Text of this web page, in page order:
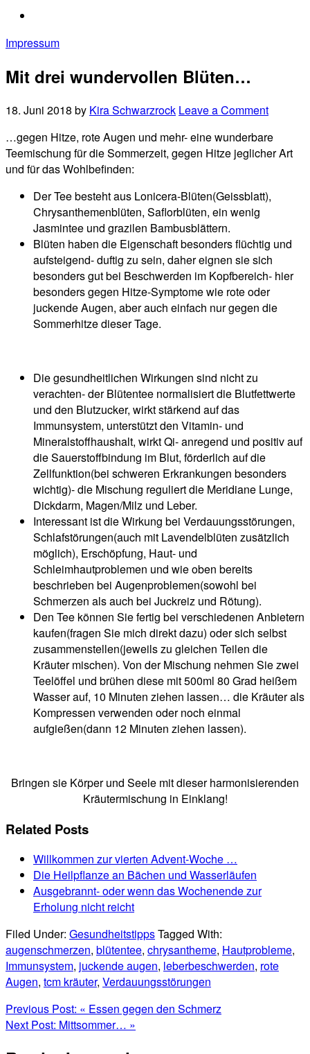
Impressum
Mit drei wundervollen Blüten…
18. Juni 2018 by Kira Schwarzrock Leave a Comment
…gegen Hitze, rote Augen und mehr- eine wunderbare
Teemischung für die Sommerzeit, gegen Hitze jeglicher Art
und für das Wohlbefinden:
Der Tee besteht aus Lonicera-Blüten(Geissblatt),
Chrysanthemenblüten, Saflorblüten, ein wenig
Jasmintee und grazilen Bambusblättern.
Blüten haben die Eigenschaft besonders flüchtig und
aufsteigend- duftig zu sein, daher eignen sie sich
besonders gut bei Beschwerden im Kopfbereich- hier
besonders gegen Hitze-Symptome wie rote oder
juckende Augen, aber auch einfach nur gegen die
Sommerhitze dieser Tage.
Die gesundheitlichen Wirkungen sind nicht zu
verachten- der Blütentee normalisiert die Blutfettwerte
und den Blutzucker, wirkt stärkend auf das
Immunsystem, unterstützt den Vitamin- und
Mineralstoffhaushalt, wirkt Qi- anregend und positiv auf
die Sauerstoffbindung im Blut, förderlich auf die
Zellfunktion(bei schweren Erkrankungen besonders
wichtig)- die Mischung reguliert die Meridiane Lunge,
Dickdarm, Magen/Milz und Leber.
Interessant ist die Wirkung bei Verdauungsstörungen,
Schlafstörungen(auch mit Lavendelblüten zusätzlich
möglich), Erschöpfung, Haut- und
Schleimhautproblemen und wie oben bereits
beschrieben bei Augenproblemen(sowohl bei
Schmerzen als auch bei Juckreiz und Rötung).
Den Tee können Sie fertig bei verschiedenen Anbietern
kaufen(fragen Sie mich direkt dazu) oder sich selbst
zusammenstellen(jeweils zu gleichen Teilen die
Kräuter mischen). Von der Mischung nehmen Sie zwei
Teelöffel und brühen diese mit 500ml 80 Grad heißem
Wasser auf, 10 Minuten ziehen lassen… die Kräuter als
Kompressen verwenden oder noch einmal
aufgießen(dann 12 Minuten ziehen lassen).
Bringen sie Körper und Seele mit dieser harmonisierenden
Kräutermischung in Einklang!
Related Posts
Willkommen zur vierten Advent-Woche …
Die Heilpflanze an Bächen und Wasserläufen
Ausgebrannt- oder wenn das Wochenende zur
Erholung nicht reicht
Filed Under: GesundheitstippsTagged With:
augenschmerzen, blütentee, chrysantheme, Hautprobleme,
Immunsystem, juckende augen, leberbeschwerden, rote
Augen, tcm kräuter, Verdauungsstörungen
Previous Post: « Essen gegen den Schmerz
Next Post: Mittsommer… »